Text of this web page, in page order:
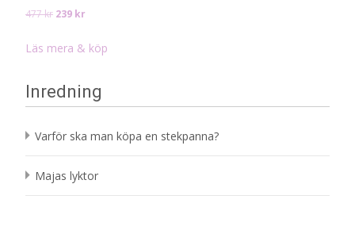
477kr Det
priset
239 kr
priset
Läs mera & köp
Inredning
Varför ska man köpa en stekpanna?
Majas lyktor